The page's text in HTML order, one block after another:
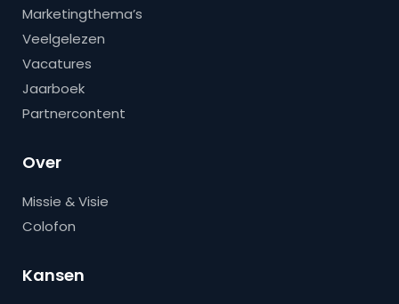
Marketingthema’s
Veelgelezen
Vacatures
Jaarboek
Partnercontent
Over
Missie & Visie
Colofon
Kansen